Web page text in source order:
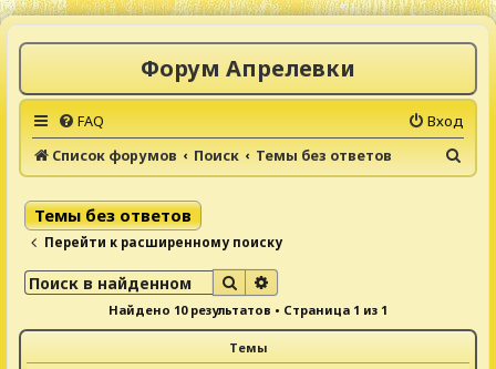
Форум Апрелевки
FAQ
Вход
Список форумов
Поиск Темы без ответов
о
Темы без ответов
Перейти к расширенному поиску
Поиск
Найдено 10 результатов • Страница 1 из 1
Темы